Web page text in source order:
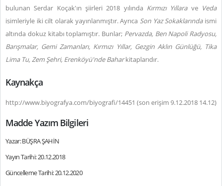
bulunan Serdar Koçak'ın şiirleri 2018 yılında Kırmızı Yıllarave Veda
isimleriyle iki cilt olarak yayınlanmıştır. Ayrıca Son Yaz Sokaklarındaismi
altında dokuz kitabı toplamıştır. Bunlar; Pervazda, Ben Napoli Radyosu,
Barışmalar, Gemi Zamanları, Kırmızı Yıllar, Gezgin Aklın Günlüğü, Tika
Lima Tu, Zem Şehri, Erenköyü'nde Baharkitaplarıdır.
Kaynakça
http://www.biyografya.com/biyografi/14451 (son erişim 9.12.2018 14.12)
Madde Yazım Bilgileri
Yazar: BÜŞRA ŞAHİN
Yayın Tarihi: 20.12.2018
Güncelleme Tarihi: 20.12.2020